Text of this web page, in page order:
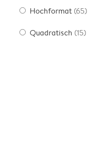
Hochformat (65)
Quadratisch (15)